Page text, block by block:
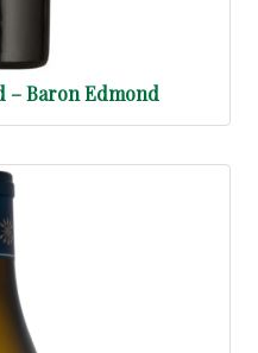
– Baron Edmond